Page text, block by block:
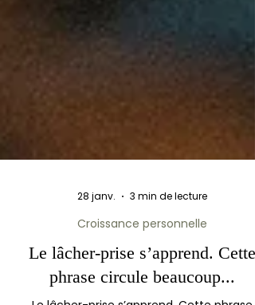
28 janv. 3 min de lecture
Croissance personnelle